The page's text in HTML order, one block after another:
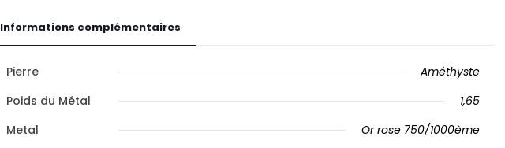
Informations complémentaires
Pierre
Améthyste
Poids du Métal
1,65
Metal
Or rose 750/1000ème